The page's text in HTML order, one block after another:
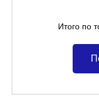
Итого по